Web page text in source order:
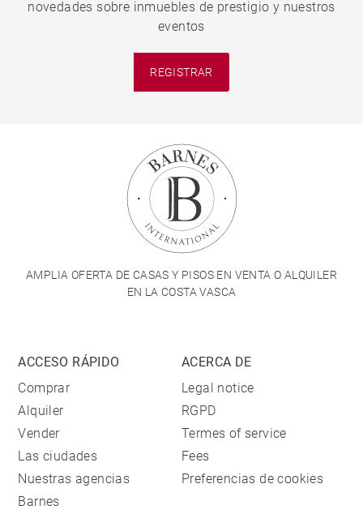
novedades sobre inmuebles de prestigio y nuestros
eventos
REGISTRAR
AMPLIA OFERTA DE CASAS Y PISOS EN VENTA O ALQUILER
EN LA COSTA VASCA
ACCESO RÁPIDO
Comprar
Alquiler
Vender
Las ciudades
Nuestras agencias
Barnes
ACERCA DE
Legal notice
RGPD
Termes of service
Fees
Preferencias de cookies